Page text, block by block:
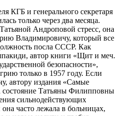
КГБ и генерального секретаря
только через два месяца.
Андроповой стресс, она
Владимировичу, который все
посла СССР. Как
автор книги «Щит и меч.
безопасности»,
только в 1957 году. Если
автору издания «Самые
состояние Татьяны Филипповны
сильнодействующих
часто лежала в больницах,